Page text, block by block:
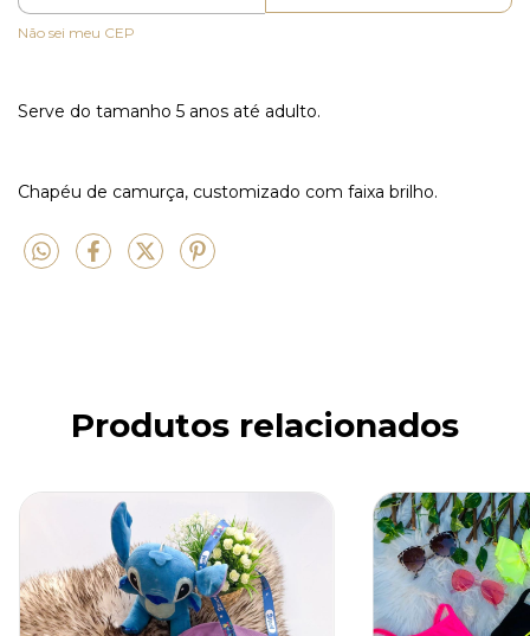
Não sei meu CEP
Serve do tamanho 5 anos até adulto.
Chapéu de camurça, customizado com faixa brilho.
Produtos relacionados